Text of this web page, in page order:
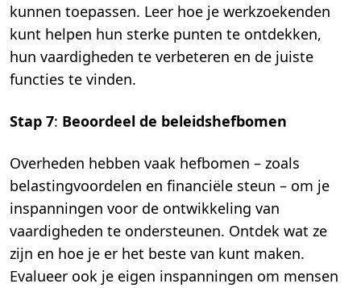
kunnen toepassen. Leer hoe je werkzoekenden
kunt helpen hun sterke punten te ontdekken,
hun vaardigheden te verbeteren en de juiste
functies te vinden.
Stap 7: Beoordeel de beleidshefbomen
Overheden hebben vaak hefbomen – zoals
belastingvoordelen en financiële steun – om je
inspanningen voor de ontwikkeling van
vaardigheden te ondersteunen. Ontdek wat ze
zijn en hoe je er het beste van kunt maken.
Evalueer ook je eigen inspanningen om mensen